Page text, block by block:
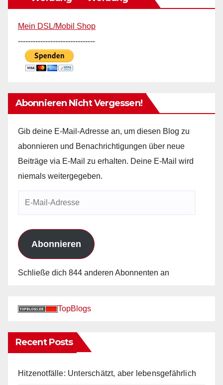
Mein DSL/Mobil Shop
-------------------------------
Abonnieren Nicht Vergessen!
Gib deine E-Mail-Adresse an, um diesen Blog zu
abonnieren und Benachrichtigungen über neue
Beiträge via E-Mail zu erhalten. Deine E-Mail wird
niemals weitergegeben.
Abonnieren
Schließe dich 844 anderen Abonnenten an
TopBlogs
Recent Posts
Hitzenotfälle: Unterschätzt, aber lebensgefährlich